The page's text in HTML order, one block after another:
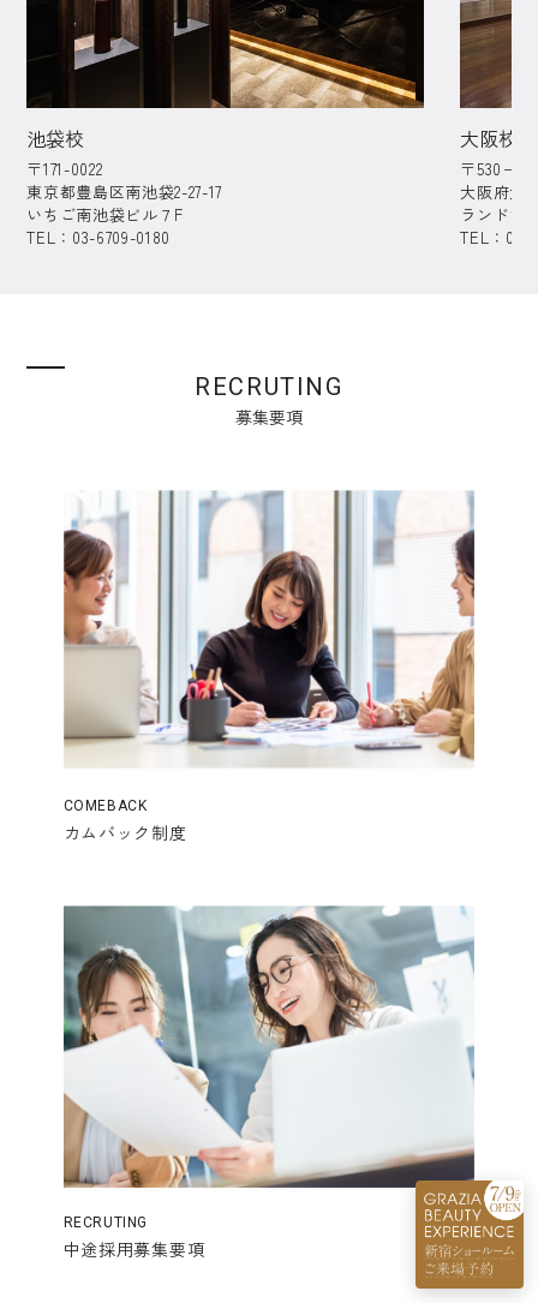
池袋校
〒171-0022
東京都豊島区南池袋2-27-17
いちご南池袋ビル７F
TEL：03-6709-0180
大阪校
〒
大阪府大
ランドマ
TEL：06-
RECRUTING
募集要項
COMEBACK
カムバック制度
RECRUTING
中途採用募集要項